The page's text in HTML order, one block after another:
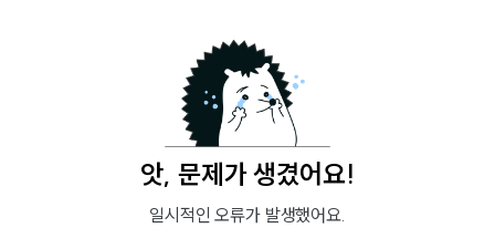
앗, 문제가 생겼어요!
일시적인 오류가 발생했어요.